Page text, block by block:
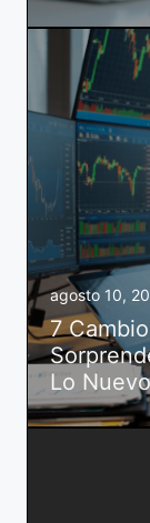
agosto 10,
7
Lo Nuevo